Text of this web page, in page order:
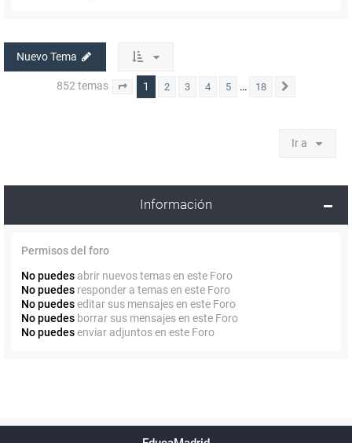
Nuevo Tema
852 temas Página 1de 18
1 2 3 4 5 … 18
Ir a
Información
Permisos del foro
No puedes abrir nuevos temas en este Foro
No puedes responder a temas en este Foro
No puedeseditar sus mensajes en este Foro
No puedes borrar sus mensajes en este Foro
No puedesenviar adjuntos en este Foro